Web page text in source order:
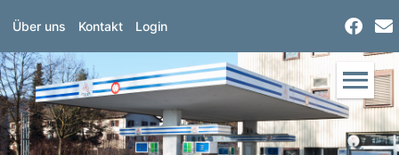
Über uns Kontakt Login